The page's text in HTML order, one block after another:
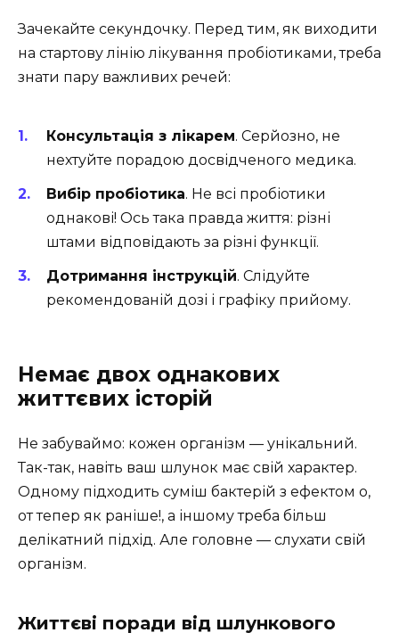
Зачекайте секундочку. Перед тим, як виходити
на стартову лінію лікування пробіотиками, треба
знати пару важливих речей:
Консультація з лікарем. Серйозно, не
нехтуйте порадою досвідченого медика.
Вибір пробіотика. Не всі пробіотики
однакові! Ось така правда життя: різні
штами відповідають за різні функції.
Дотримання інструкцій. Слідуйте
рекомендованій дозі і графіку прийому.
Немає двох однакових
життєвих історій
Не забуваймо: кожен організм — унікальний.
Так-так, навіть ваш шлунок має свій характер.
Одному підходить суміш бактерій з ефектом о,
от тепер як раніше!, а іншому треба більш
делікатний підхід. Але головне — слухати свій
організм.
Життєві поради від шлункового